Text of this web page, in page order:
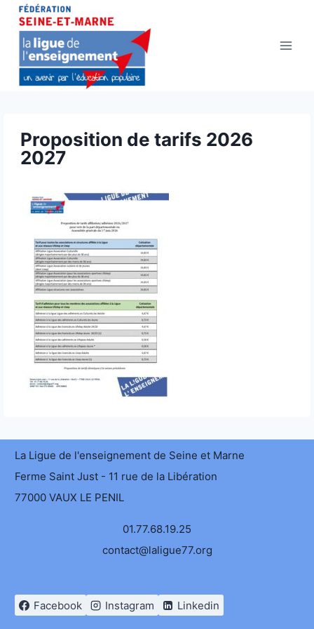
Aller
contenu
Proposition de tarifs 2026
2027
La Ligue de l'enseignement de Seine et Marne
Ferme Saint Just - 11 rue de la Libération
77000 VAUX LE PENIL
01.77.68.19.25
contact@laligue77.org
Facebook Instagram Linkedin